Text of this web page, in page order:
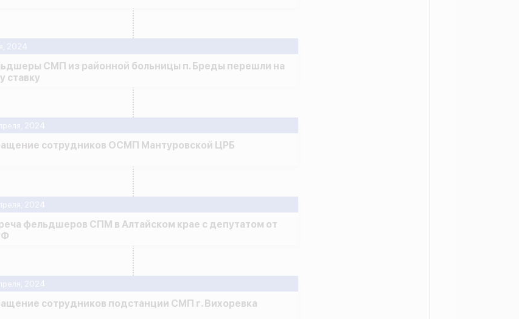
2024
сотрудников подстанции СМП г. Вихоревка
2024
фельдшеров СПМ в Алтайском крае с депутатом от
2024
сотрудников ОСМП Мантуровской ЦРБ
2024
СМП из районной больницы п. Бреды перешли на
ставку